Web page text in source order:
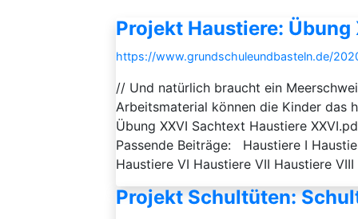
Projekt Haustiere: Übung
https://www.grundschuleundbasteln.de/
// Und natürlich braucht ein
Arbeitsmaterial können die Kinder das
Übung XXVI Sachtext Haustiere
Passende Beiträge: Haustiere I
Haustiere VI Haustiere VII Haustiere VIII
Projekt Schultüten: